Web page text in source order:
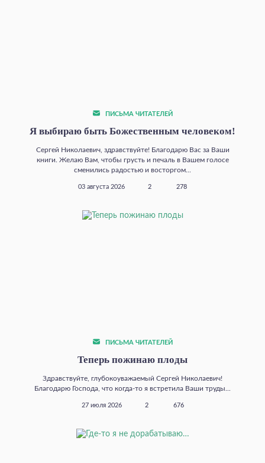
ПИСЬМА ЧИТАТЕЛЕЙ
Я выбираю быть Божественным человеком!
Сергей Николаевич, здравствуйте! Благодарю Вас за Ваши
книги. Желаю Вам, чтобы грусть и печаль в Вашем голосе
сменились радостью и восторгом...
03 августа 2026 2 278
ПИСЬМА ЧИТАТЕЛЕЙ
Теперь пожинаю плоды
Здравствуйте, глубокоуважаемый Сергей Николаевич!
Благодарю Господа, что когда‑то я встретила Ваши труды...
27 июля 2026 2 676